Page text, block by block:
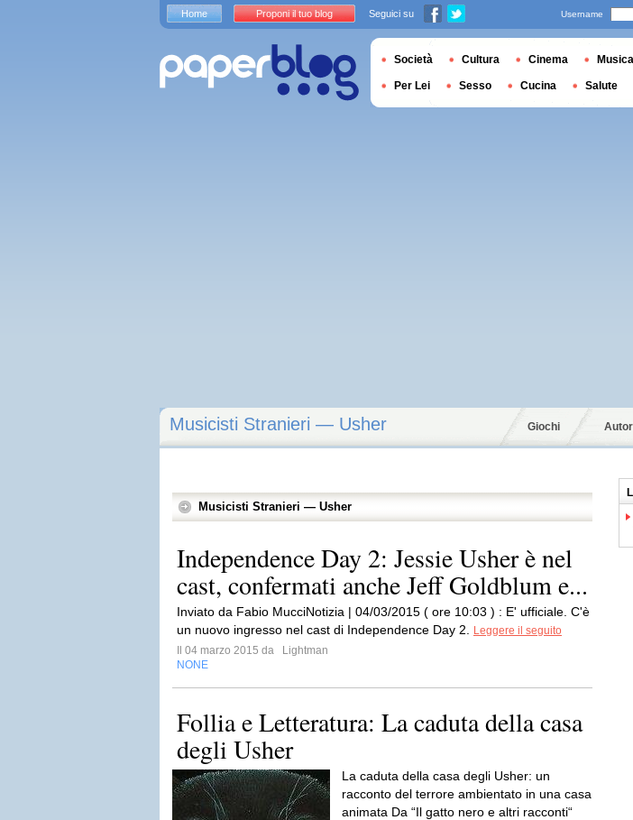
Musicisti Stranieri — Usher Giochi
Musicisti Stranieri — Usher
Independence Day 2: Jessie Usher è nel
cast, confermati anche Jeff Goldblum e...
Inviato da Fabio MucciNotizia | 04/03/2015 ( ore 10:03 ) : E' ufficiale. C'è
un nuovo ingresso nel cast di Independence Day 2.
Leggere il seguito
Il 04 marzo 2015 da
Lightman
NONE
Follia e Letteratura: La caduta della casa
degli Usher
La caduta della casa degli Usher: un
racconto del terrore ambientato in una casa
animata Da “Il gatto nero e altri racconti“
Home Proponi il tuo blog Seguici su Username
Società Cultura Cinema Musica
Per Lei Sesso Cucina Salute